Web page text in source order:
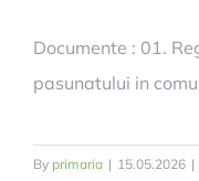
Documente : 01.
pasunatului in
By primaria | 15.05.2026 |